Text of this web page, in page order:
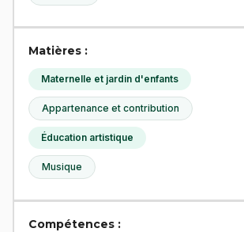
Matières :
Maternelle et jardin d'enfants
Appartenance et contribution
Éducation artistique
Musique
Compétences :